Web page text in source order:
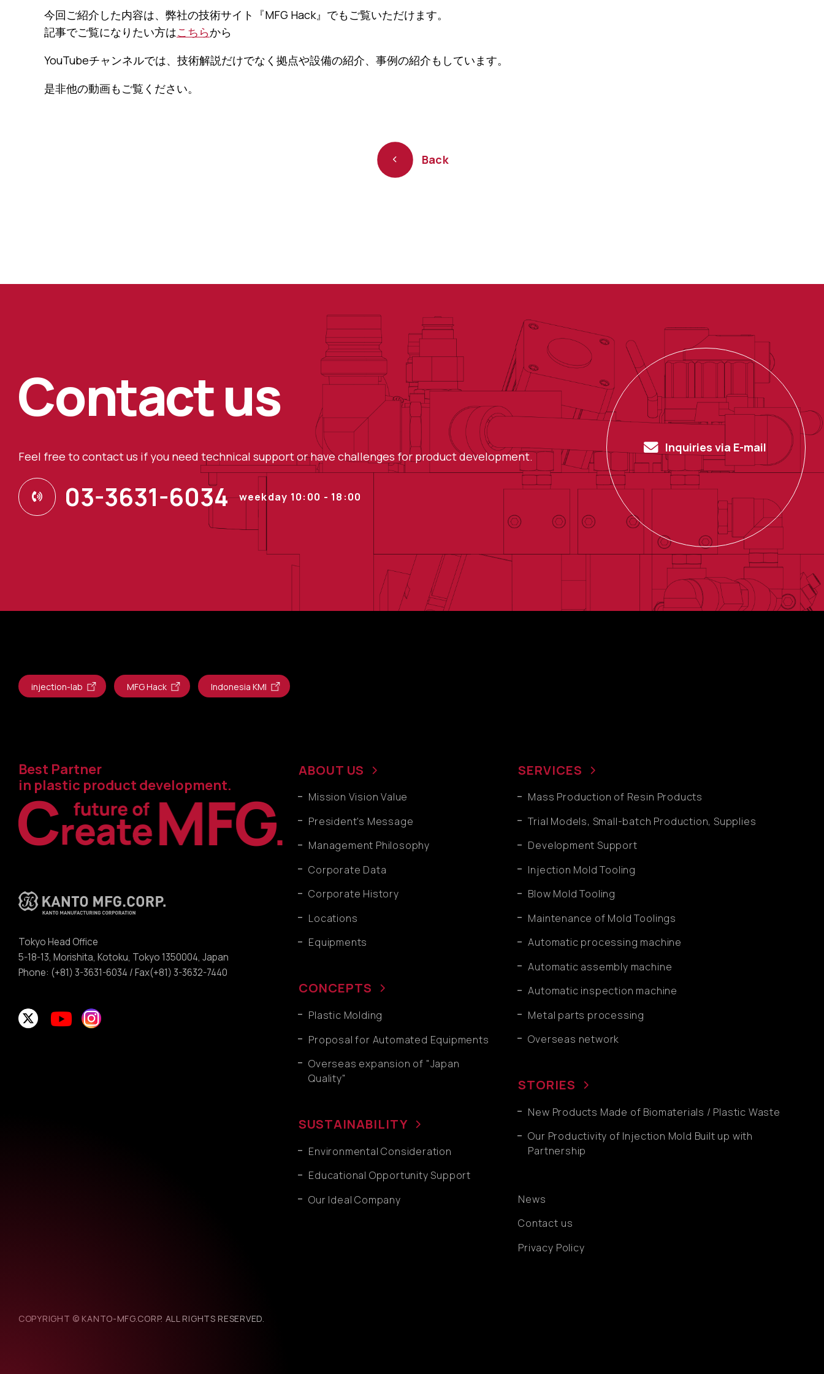
今回ご紹介した内容は、弊社の技術サイト『MFG Hack』でもご覧いただけます。
記事でご覧になりたい方はこちらから
YouTubeチャンネルでは、技術解説だけでなく拠点や設備の紹介、事例の紹介もしています。
是非他の動画もご覧ください。
Back
Contact us
Feel free to contact us if you need technical support or have challenges for product development.
03-3631-6034 weekday 10:00 - 18:00
Inquiries via E-mail
injection-lab MFG Hack Indonesia KMI
Best Partner
in plastic product development.
Tokyo Head Office
5-18-13, Morishita, Kotoku, Tokyo 1350004, Japan
Phone: (+81) 3-3631-6034 / Fax(+81) 3-3632-7440
ABOUT US
Mission Vision Value
President's Message
Management Philosophy
Corporate Data
Corporate History
Locations
Equipments
CONCEPTS
Plastic Molding
Proposal for Automated Equipments
Overseas expansion of "Japan
Quality"
SUSTAINABILITY
Environmental Consideration
Educational Opportunity Support
Our Ideal Company
SERVICES
Mass Production of Resin Products
Trial Models, Small-batch Production, Supplies
Development Support
Injection Mold Tooling
Blow Mold Tooling
Maintenance of Mold Toolings
Automatic processing machine
Automatic assembly machine
Automatic inspection machine
Metal parts processing
Overseas network
STORIES
New Products Made of Biomaterials / Plastic Waste
Our Productivity of Injection Mold Built up with
Partnership
News
Contact us
Privacy Policy
COPYRIGHT © KANTO-MFG.CORP. ALL RIGHTS RESERVED.